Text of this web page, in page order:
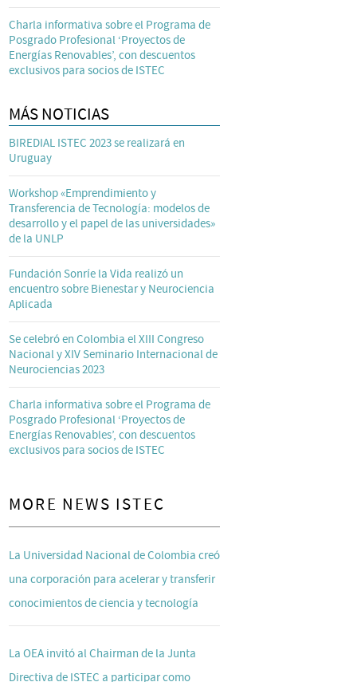
Charla informativa sobre el Programa de
Posgrado Profesional ‘Proyectos de
Energías Renovables’, con descuentos
exclusivos para socios de ISTEC
MÁS NOTICIAS
BIREDIAL ISTEC 2023 se realizará en
Uruguay
Workshop «Emprendimiento y
Transferencia de Tecnología: modelos de
desarrollo y el papel de las universidades»
de la UNLP
Fundación Sonríe la Vida realizó un
encuentro sobre Bienestar y Neurociencia
Aplicada
Se celebró en Colombia el XIII Congreso
Nacional y XIV Seminario Internacional de
Neurociencias 2023
Charla informativa sobre el Programa de
Posgrado Profesional ‘Proyectos de
Energías Renovables’, con descuentos
exclusivos para socios de ISTEC
MORE NEWS ISTEC
La Universidad Nacional de Colombia creó
una corporación para acelerar y transferir
conocimientos de ciencia y tecnología
La OEA invitó al Chairman de la Junta
Directiva de ISTEC a participar como